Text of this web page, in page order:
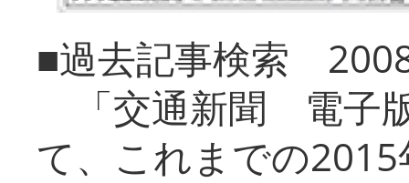
■過去記事検索
「交通新聞 電子
て、これまでの